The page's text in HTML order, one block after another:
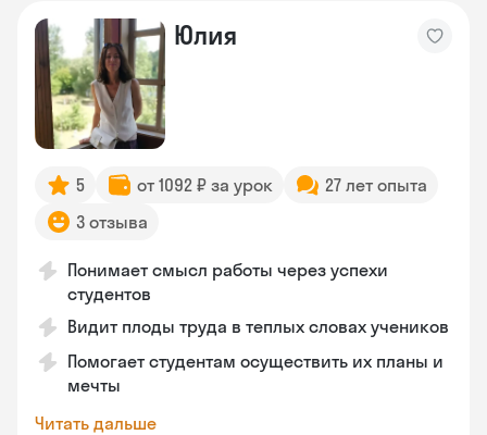
Юлия
5 от 1092 ₽ за урок
27 лет опыта
3 отзыва
Понимает смысл работы через успехи
студентов
Видит плоды труда в теплых словах учеников
Помогает студентам осуществить их планы и
мечты
Читать дальше